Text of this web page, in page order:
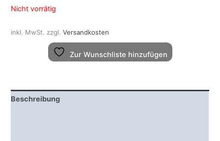
Nicht vorrätig
inkl. MwSt. zzgl.Versandkosten
Zur Wunschliste hinzufügen
Beschreibung